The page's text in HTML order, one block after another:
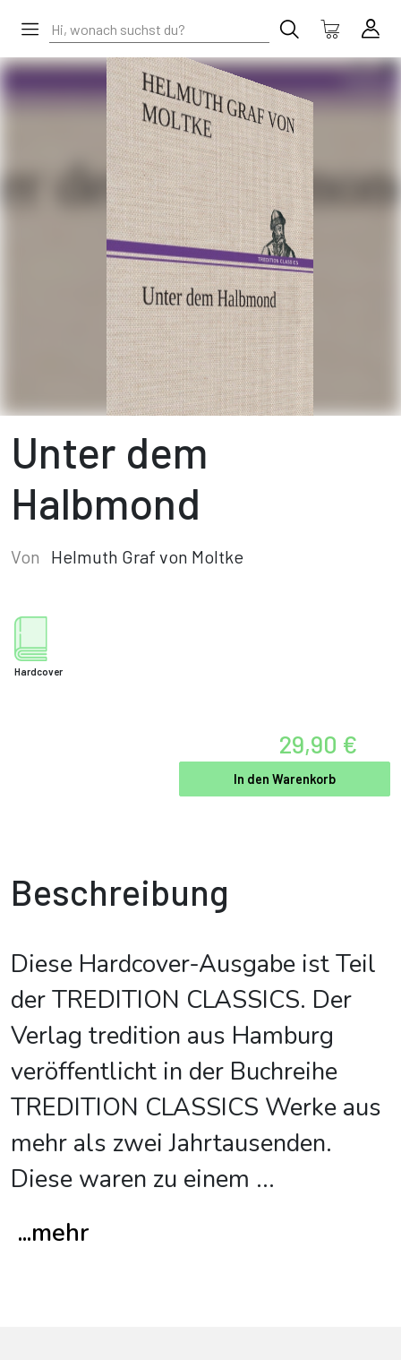
Unter dem
Halbmond
Von Helmuth Graf von Moltke
Hardcover
29,90 €
In den Warenkorb
Beschreibung
Diese Hardcover-Ausgabe ist Teil
der TREDITION CLASSICS. Der
Verlag tredition aus Hamburg
veröffentlicht in der Buchreihe
TREDITION CLASSICS Werke aus
mehr als zwei Jahrtausenden.
Diese waren zu einem ...
...mehr